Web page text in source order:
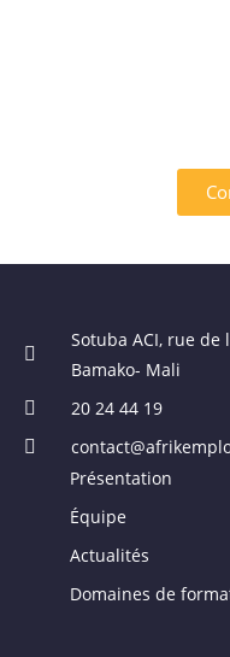
Sotuba ACI, rue de
Bamako- Mali
20 24 44 19
Présentation
Équipe
Actualités
Domaines de